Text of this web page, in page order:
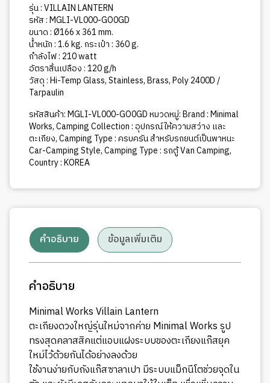
รุ่น : VILLAIN LANTERN
รหัส : MGLI-VL000-GO0GD
ขนาด : Ø166 x 361 mm.
น้ำหนัก : 1.6 kg. กระเป๋า : 360 g.
กำลังไฟ : 210 watt
อัตราสิ้นเปลือง : 120 g/h
วัสดุ : Hi-Temp Glass, Stainless, Brass, Poly 2400D /
Tarpaulin
รหัสสินค้า:MGLI-VL000-GO0GDหมวดหมู่:Brand : Minimal
Works,Camping Collection : อุปกรณ์ให้ความสว่าง และ
ตะเกียง,Camping Type : ครบครัน สำหรับรถยนต์เป็นพาหนะ
Car-Camping Style,Camping Type : รถตู้ Van Camping,
Country : KOREA
คำอธิบาย ข้อมูลเพิ่มเติม
คำอธิบาย
Minimal Works Villain Lantern
ตะเกียงดวงใหญ่รุ่นใหม่จากค่าย Minimal Works รูป
ทรงสุดคลาสสิคแต่แอบแฝงระบบของตะเกียงแก๊สยุค
ใหม่ไว้ด้วยกันได้อย่างลงด้วย
ใช้งานง่ายกับถังแก๊สซาลาเปา มีระบบแม็กนีโตช่วยจุดใน